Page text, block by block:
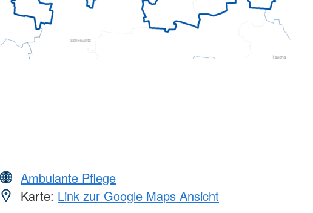
Ambulante Pflege
Karte: Link zur Google Maps Ansicht